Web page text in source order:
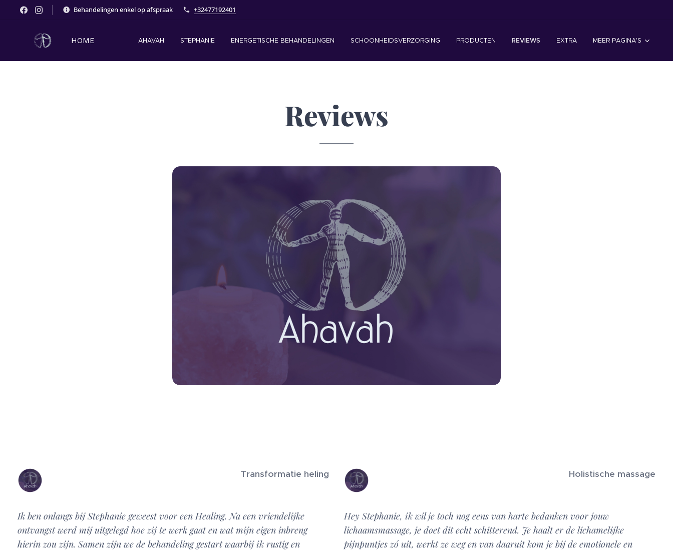
Behandelingen enkel op afspraak +32477192401
HOME AHAVAH STEPHANIE ENERGETISCHE BEHANDELINGEN SCHOONHEIDSVERZORGING PRODUCTEN REVIEWS EXTRA MEER PAGINA'S
Reviews
Transformatie heling
Ik ben onlangs bij Stephanie geweest voor een Healing. Na een vriendelijke
ontvangst werd mij uitgelegd hoe zij te werk gaat en wat mijn eigen inbreng
hierin zou zijn. Samen zijn we de behandeling gestart waarbij ik rustig en
Holistische massage
Hey Stephanie, ik wil je toch nog eens van harte bedanken voor jouw
lichaamsmassage, je doet dit echt schitterend. Je haalt er de lichamelijke
pijnpuntjes zó uit, werkt ze weg en van daaruit kom je bij de emotionele en